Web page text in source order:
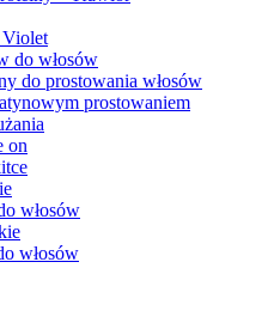
do włosów
do prostowania włosów
prostowaniem
on
włosów
włosów